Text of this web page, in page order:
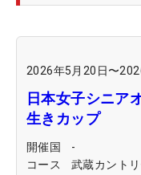
2026年5月20日〜
日本女子シニア
生きカップ
開催国
-
コース
武蔵カント